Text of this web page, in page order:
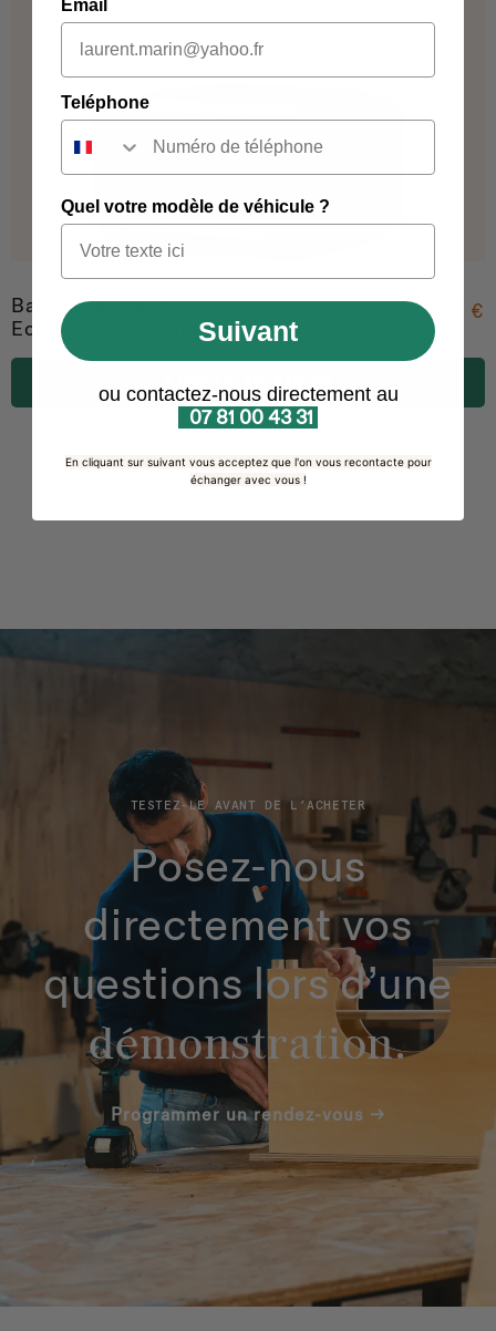
Batterie Nomade
Ecoflow River 3 Plus
299.00 €
AJOUTER AU PANIER
TESTEZ-LE AVANT DE L’ACHETER
Posez-nous
directement vos
questions lors d’une
démonstration.
Programmer un rendez-vous →
Email
Teléphone
Quel votre modèle de véhicule ?
Suivant
ou contactez-nous directement au
07 81 00 43 31
En cliquant sur suivant vous acceptez que l'on vous recontacte pour
échanger avec vous !